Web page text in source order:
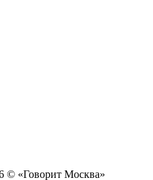
© «Говорит Москва»